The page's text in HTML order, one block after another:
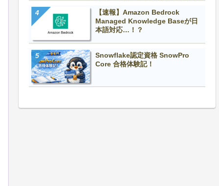
【速報】Amazon Bedrock
Managed Knowledge Baseが日
本語対応…！？
Snowflake認定資格 SnowPro
Core 合格体験記！